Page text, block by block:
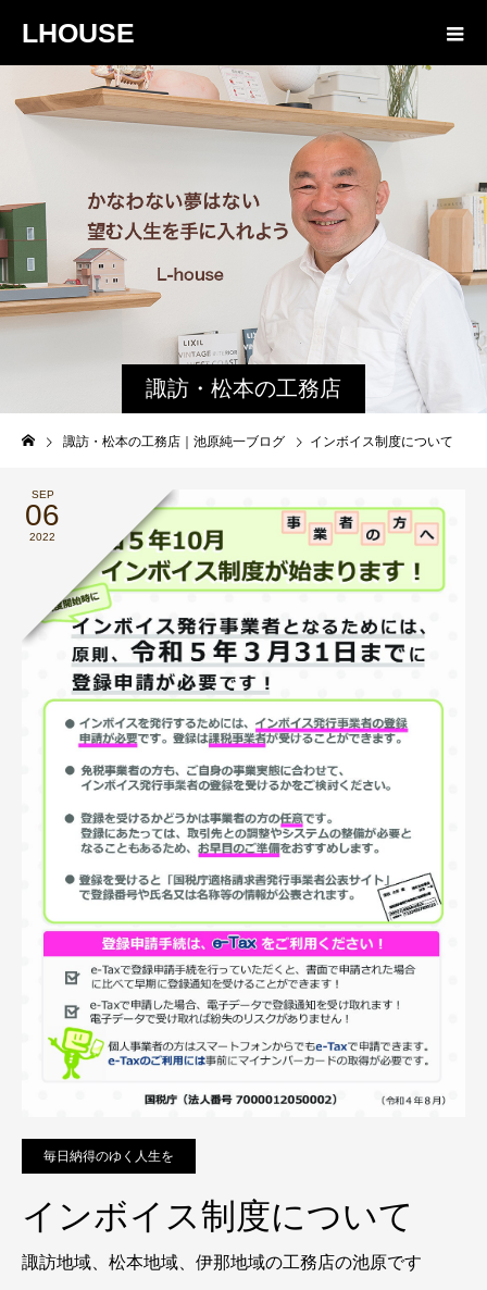
LHOUSE
諏訪・松本の工務店
の社長ブログ｜家族
諏訪・松本の工務店｜池原純一ブログ インボイス制度について
SEP
06
2022
毎日納得のゆく人生を
インボイス制度について
諏訪地域、松本地域、伊那地域の工務店の池原です